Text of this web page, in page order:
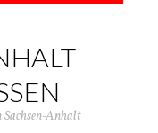
Sachsen-Anhalt